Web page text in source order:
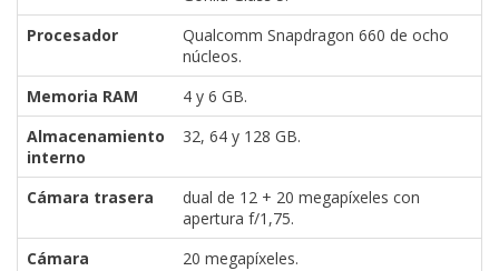
Procesador
Qualcomm Snapdragon 660 de ocho
núcleos.
Memoria RAM
4 y 6 GB.
Almacenamiento
interno
32, 64 y 128 GB.
Cámara trasera
dual de 12 + 20 megapíxeles con
apertura f/1,75.
Cámara
20 megapíxeles.